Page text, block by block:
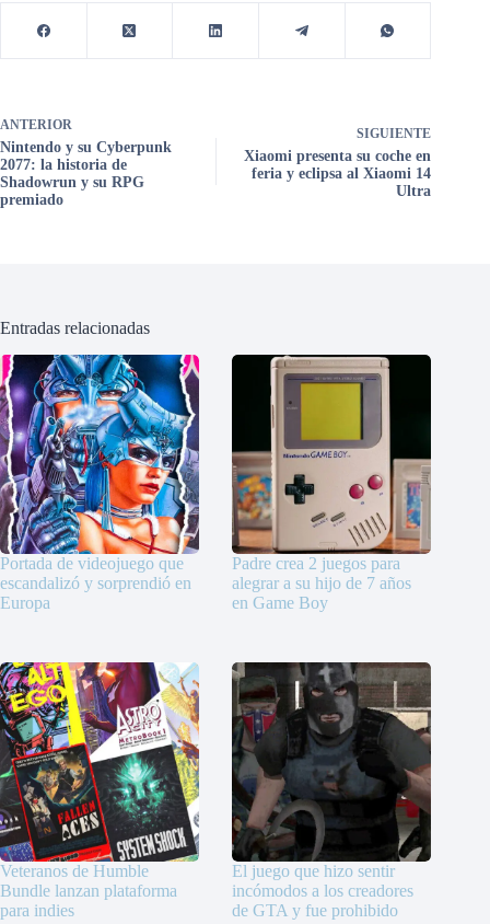
ANTERIOR
Nintendo y su Cyberpunk
2077: la historia de
Shadowrun y su RPG
premiado
SIGUIENTE
Xiaomi presenta su coche en
feria y eclipsa al Xiaomi 14
Ultra
Entradas relacionadas
Portada de videojuego que
escandalizó y sorprendió en
Europa
Padre crea 2 juegos para
alegrar a su hijo de 7 años
en Game Boy
Veteranos de Humble
Bundle lanzan plataforma
para indies
El juego que hizo sentir
incómodos a los creadores
de GTA y fue prohibido